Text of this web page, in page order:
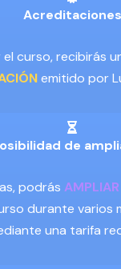
Acreditaciones
el curso, recibirás
emitido por
de
podrás
durante varios
una tarifa